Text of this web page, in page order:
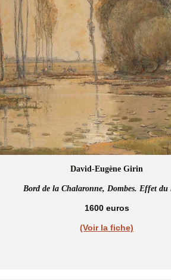
David-Eugène Girin
Bord de la Chalaronne, Dombes. Effet du
1600 euros
(Voir la fiche)